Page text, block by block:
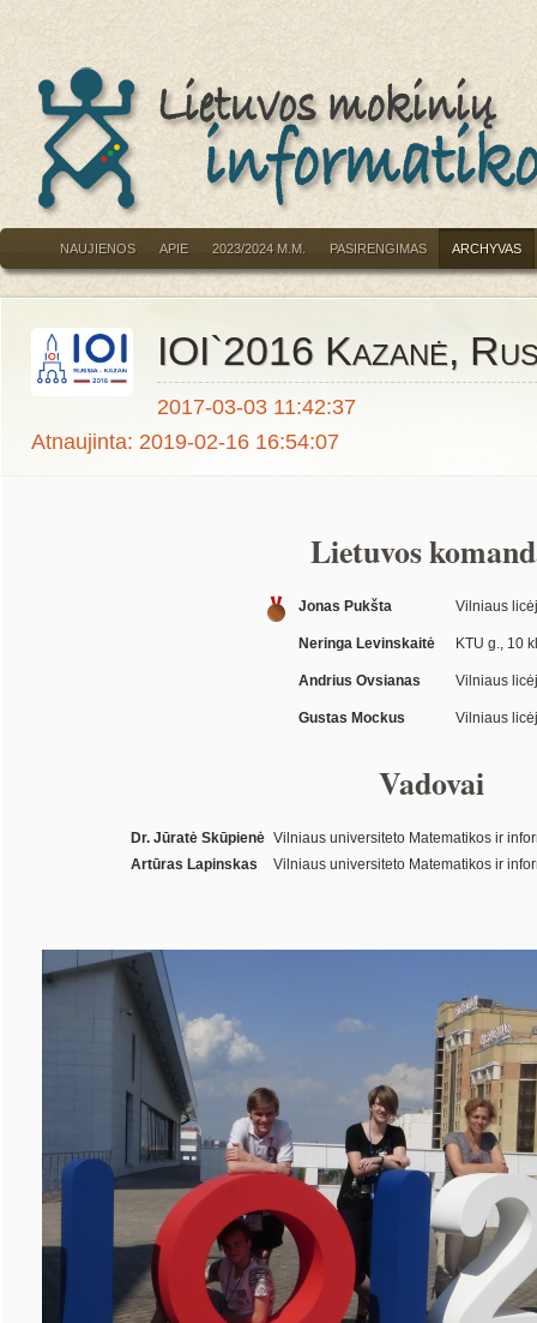
NAUJIENOS APIE 2023/2024 M.M. PASIRENGIMAS ARCHYVAS
IOI`2016 Kazanė,
2017-03-03 11:42:37
Atnaujinta: 2019-02-16 16:54:07
Lietuvos
Jonas Pukšta Vilniaus
Neringa Levinskaitė KTU g., 10
Andrius Ovsianas Vilniaus
Gustas Mockus Vilniaus
Vadovai
Dr. Jūratė Skūpienė Vilniaus universiteto Matematikos ir
Artūras Lapinskas
Vilniaus universiteto Matematikos ir